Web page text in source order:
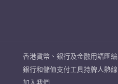
香港貨幣、銀行及金融用語匯編
銀行和儲值支付工具持牌人熱線